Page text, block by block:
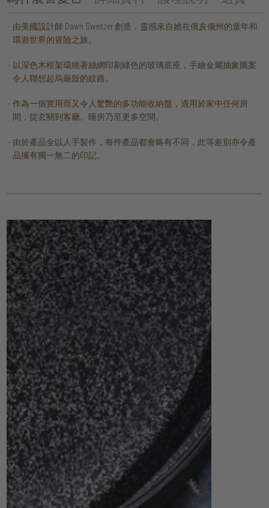
由美國設計師 Dawn Sweitzer 創造，靈感來自她在俄亥俄州的童年和
環遊世界的冒險之旅。
以深色木框架環繞著絲網印刷綠色的玻璃底座，手繪金屬抽象圖案
令人聯想起烏龜殼的紋路。
作為一個實用而又令人驚艷的多功能收納盤，適用於家中任何房
間，從玄關到客廳、睡房乃至更多空間。
由於產品全以人手製作，每件產品都會略有不同，此等差別亦令產
品擁有獨一無二的印記。